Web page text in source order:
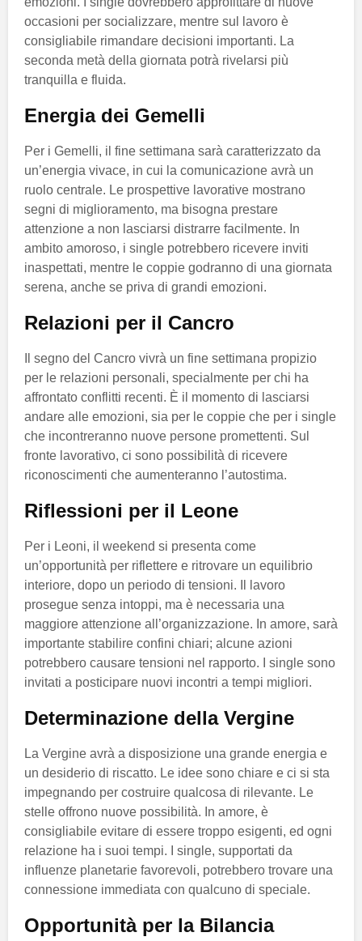
occasioni per socializzare, mentre sul lavoro è
consigliabile rimandare decisioni importanti. La
seconda metà della giornata potrà rivelarsi più
tranquilla e fluida.
Energia dei Gemelli
Per i Gemelli, il fine settimana sarà caratterizzato da
un’energia vivace, in cui la comunicazione avrà un
ruolo centrale. Le prospettive lavorative mostrano
segni di miglioramento, ma bisogna prestare
attenzione a non lasciarsi distrarre facilmente. In
ambito amoroso, i single potrebbero ricevere inviti
inaspettati, mentre le coppie godranno di una giornata
serena, anche se priva di grandi emozioni.
Relazioni per il Cancro
Il segno del Cancro vivrà un fine settimana propizio
per le relazioni personali, specialmente per chi ha
affrontato conflitti recenti. È il momento di lasciarsi
andare alle emozioni, sia per le coppie che per i single
che incontreranno nuove persone promettenti. Sul
fronte lavorativo, ci sono possibilità di ricevere
riconoscimenti che aumenteranno l’autostima.
Riflessioni per il Leone
Per i Leoni, il weekend si presenta come
un’opportunità per riflettere e ritrovare un equilibrio
interiore, dopo un periodo di tensioni. Il lavoro
prosegue senza intoppi, ma è necessaria una
maggiore attenzione all’organizzazione. In amore, sarà
importante stabilire confini chiari; alcune azioni
potrebbero causare tensioni nel rapporto. I single sono
invitati a posticipare nuovi incontri a tempi migliori.
Determinazione della Vergine
La Vergine avrà a disposizione una grande energia e
un desiderio di riscatto. Le idee sono chiare e ci si sta
impegnando per costruire qualcosa di rilevante. Le
stelle offrono nuove possibilità. In amore, è
consigliabile evitare di essere troppo esigenti, ed ogni
relazione ha i suoi tempi. I single, supportati da
influenze planetarie favorevoli, potrebbero trovare una
connessione immediata con qualcuno di speciale.
Opportunità per la Bilancia